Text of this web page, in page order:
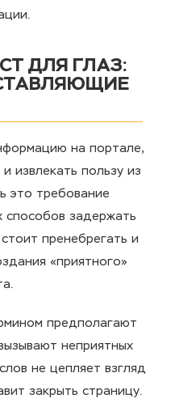
ДЛЯ ГЛАЗ:
на портале,
извлекать пользу из
это требование
способов задержать
пренебрегать и
«приятного»
предполагают
неприятных
не цепляет взгляд
закрыть страницу.